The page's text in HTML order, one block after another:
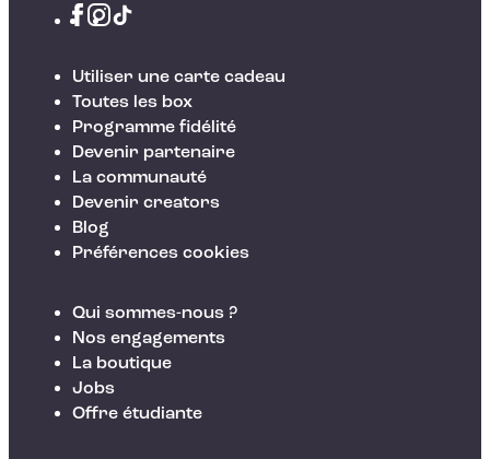
Utiliser une carte cadeau
Toutes les box
Programme fidélité
Devenir partenaire
La communauté
Devenir creators
Blog
Préférences cookies
Qui sommes-nous ?
Nos engagements
La boutique
Jobs
Offre étudiante